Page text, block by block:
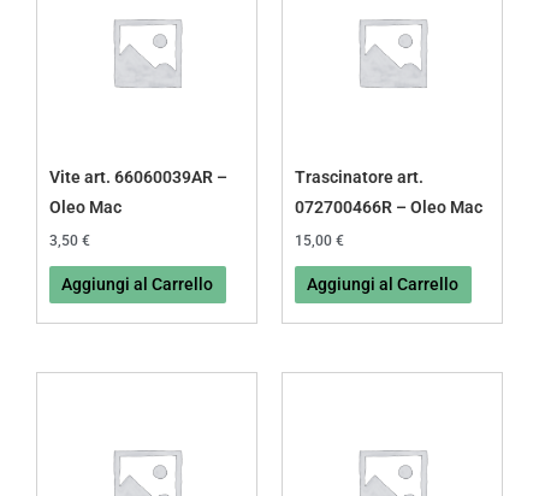
Vite art. 66060039AR –
Oleo Mac
3,50 €
Aggiungi al Carrello
Trascinatore art.
072700466R – Oleo Mac
15,00 €
Aggiungi al Carrello